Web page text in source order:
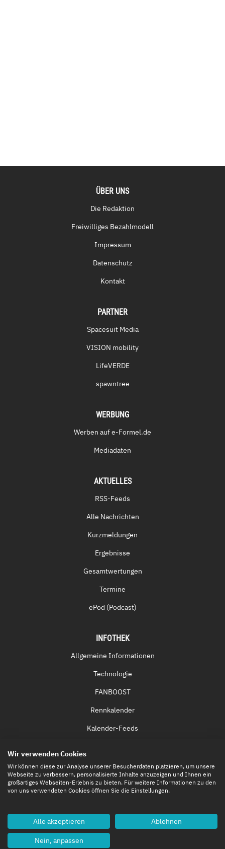
ÜBER UNS
Die Redaktion
Freiwilliges Bezahlmodell
Impressum
Datenschutz
Kontakt
PARTNER
Spacesuit Media
VISION mobility
LifeVERDE
spawntree
WERBUNG
Werben auf e-Formel.de
Mediadaten
AKTUELLES
RSS-Feeds
Alle Nachrichten
Kurzmeldungen
Ergebnisse
Gesamtwertungen
Termine
ePod (Podcast)
INFOTHEK
Allgemeine Informationen
Technologie
FANBOOST
Rennkalender
Kalender-Feeds
Eintrittskarten
Wir verwenden Cookies
Wir können diese zur Analyse unserer Besucherdaten platzieren, um unsere
Webseite zu verbessern, personalisierte Inhalte anzuzeigen und Ihnen ein
großartiges Webseiten-Erlebnis zu bieten. Für weitere Informationen zu den
von uns verwendeten Cookies öffnen Sie die Einstellungen.
Alle akzeptieren Ablehnen
Nein, anpassen